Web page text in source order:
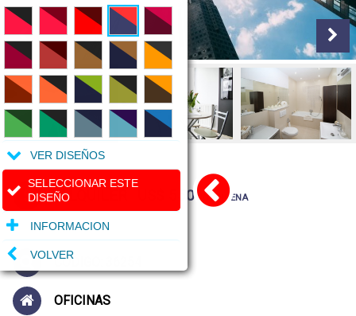
VER DISEÑOS
SELECCIONAR ESTE
DISEÑO
INFORMACION
VOLVER
ALQUILER US$ 550 /QUINCENA
CODIGO: 36254
OFICINAS